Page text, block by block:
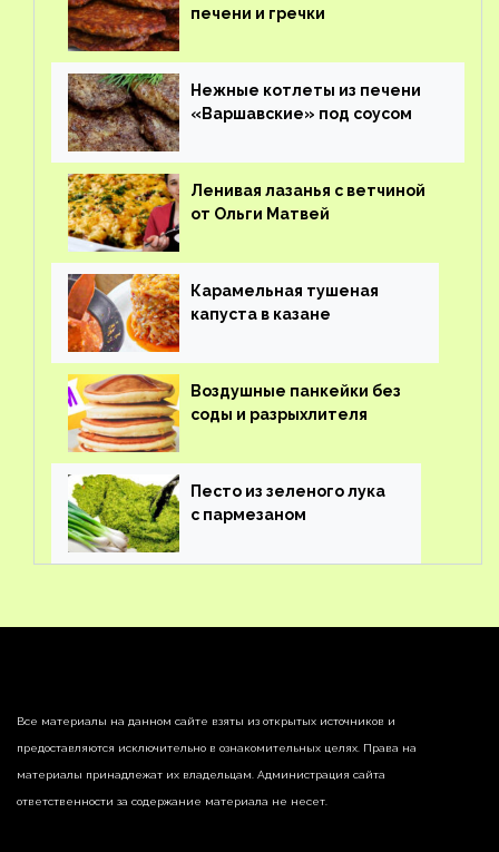
печени и гречки
Нежные котлеты из печени
«Варшавские» под соусом
Ленивая лазанья с ветчиной
от Ольги Матвей
Карамельная тушеная
капуста в казане
Воздушные панкейки без
соды и разрыхлителя
Песто из зеленого лука
с пармезаном
Все материалы на данном сайте взяты из открытых источников и
предоставляются исключительно в ознакомительных целях. Права на
материалы принадлежат их владельцам. Администрация сайта
ответственности за содержание материала не несет.